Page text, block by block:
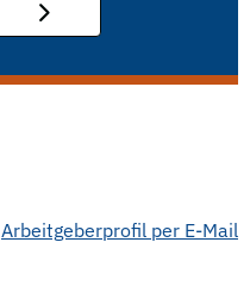
Arbeitgeberprofil per E-Mail